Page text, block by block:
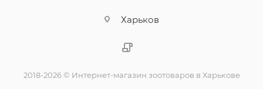
Харьков
2018-2026 © Интернет-магазин зоотоваров в Харькове